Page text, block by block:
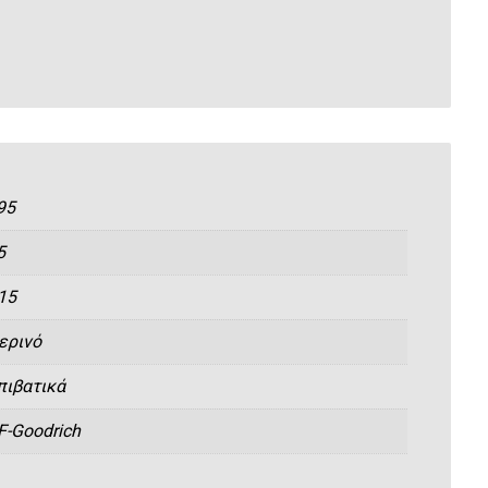
Goodrich